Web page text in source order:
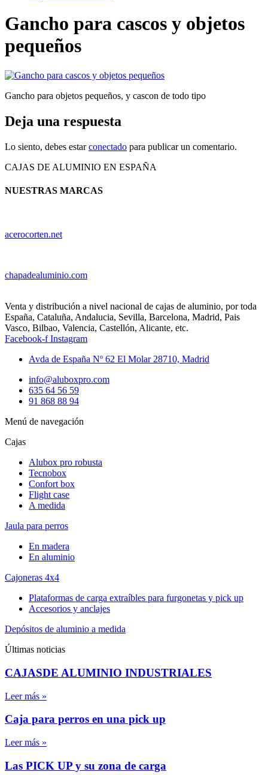
Gancho para cascos y objetos
pequeños
Gancho para objetos pequeños, y cascon de todo tipo
Deja una respuesta
Lo siento, debes estarconectado para publicar un comentario.
CAJAS DE ALUMINIO EN ESPAÑA
NUESTRAS MARCAS
acerocorten.net
chapadealuminio.com
Venta y distribución a nivel nacional de cajas de aluminio, por toda
España, Cataluña, Andalucia, Sevilla, Barcelona, Madrid, Pais
Vasco, Bilbao, Valencia, Castellón, Alicante, etc.
Facebook-f Instagram
Avda de España Nº 62 El Molar 28710, Madrid
info@aluboxpro.com
635 64 56 59
91 868 88 94
Menú de navegación
Cajas
Alubox pro robusta
Tecnobox
Confort box
Flight case
A medida
Jaula para perros
En madera
En aluminio
Cajoneras 4x4
Plataformas de carga extraíbles para furgonetas y pick up
Accesorios y anclajes
Depósitos de aluminio a medida
Últimas noticias
CAJASDE ALUMINIO INDUSTRIALES
Leer más »
Caja para perros en una pick up
Leer más »
Las PICK UP y su zona de carga